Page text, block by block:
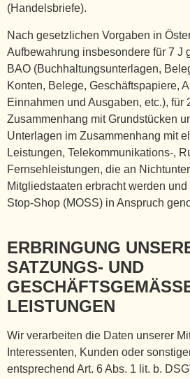
(Handelsbriefe).
Nach gesetzlichen Vorgaben in
Aufbewahrung insbesondere für 7 J
BAO (Buchhaltungsunterlagen,
Konten, Belege, Geschäftspapiere,
Einnahmen und Ausgaben, etc.), für
Zusammenhang mit Grundstücken
Unterlagen im Zusammenhang mit
Leistungen, Telekommunikations-,
Fernsehleistungen, die an
Mitgliedstaaten erbracht werden
Stop-Shop (MOSS) in Anspruch
ERBRINGUNG
SATZUNGS- UND
LEISTUNGEN
Wir verarbeiten die Daten unserer
Interessenten, Kunden oder
entsprechend Art. 6 Abs. 1 lit. b.